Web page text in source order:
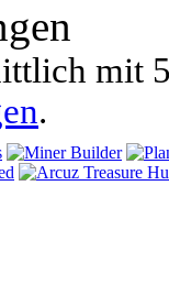
mit
.